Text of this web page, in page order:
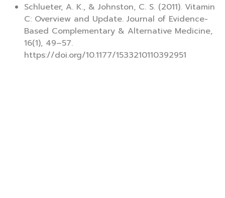
Schlueter, A. K., & Johnston, C. S. (2011). Vitamin
C: Overview and Update. Journal of Evidence-
Based Complementary & Alternative Medicine,
16(1), 49–57.
https://doi.org/10.1177/1533210110392951